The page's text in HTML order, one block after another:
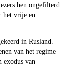
hen ongefilterd
het vrije en
in Rusland.
van het regime
exodus van